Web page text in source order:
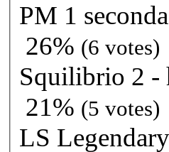
PM 1
26% (6 votes)
Squilibrio 2 -
21% (5 votes)
LS